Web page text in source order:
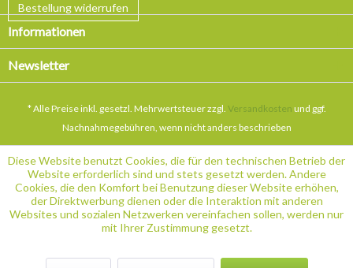
Bestellung widerrufen
Informationen
Newsletter
* Alle Preise inkl. gesetzl. Mehrwertsteuer zzgl. Versandkosten und ggf.
Nachnahmegebühren, wenn nicht anders beschrieben
Diese Website benutzt Cookies, die für den technischen Betrieb der
Website erforderlich sind und stets gesetzt werden. Andere
Cookies, die den Komfort bei Benutzung dieser Website erhöhen,
der Direktwerbung dienen oder die Interaktion mit anderen
Websites und sozialen Netzwerken vereinfachen sollen, werden nur
mit Ihrer Zustimmung gesetzt.